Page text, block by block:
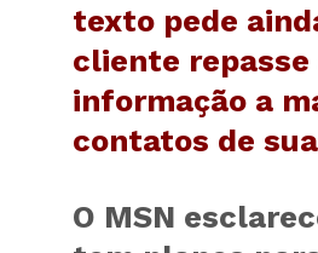
texto pede
cliente repasse
informação a
contatos de
O MSN